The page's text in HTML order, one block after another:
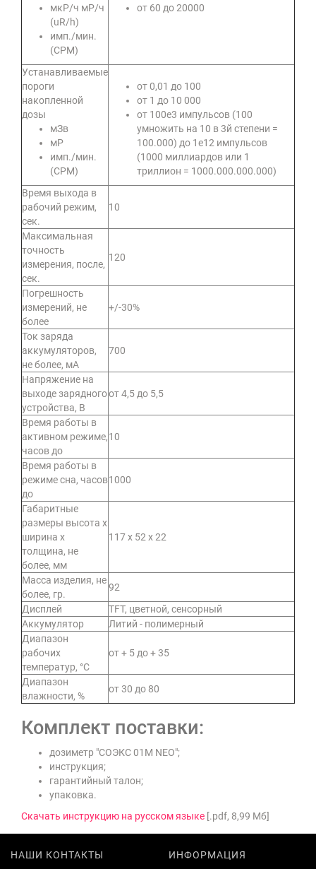
мкР/ч мР/ч
(uR/h)
имп./мин.
(СРМ)
от 60 до 20000
Устанавливаемые
пороги
накопленной
дозы
мЗв
мР
имп./мин.
(СРМ)
от 0,01 до 100
от 1 до 10 000
от 100е3 импульсов (100
умножить на 10 в 3й степени =
100.000) до 1е12 импульсов
(1000 миллиардов или 1
триллион = 1000.000.000.000)
Время выхода в
рабочий режим,
сек.
10
Максимальная
точность
измерения, после,
сек.
120
Погрешность
измерений, не
более
+/-30%
Ток заряда
аккумуляторов,
не более, мА
700
Напряжение на
выходе зарядного
устройства, В
от 4,5 до 5,5
Время работы в
активном режиме,
часов до
10
Время работы в
режиме сна, часов
до
1000
Габаритные
размеры высота х
ширина х
толщина, не
более, мм
117 х 52 х 22
Масса изделия, не
более, гр.
92
Дисплей
ТFТ, цветной, сенсорный
Аккумулятор
Литий - полимерный
Диапазон
рабочих
температур, °С
от + 5 до + 35
Диапазон
влажности, %
от 30 до 80
Комплект поставки:
дозиметр "СОЭКС 01М NEO";
инструкция;
гарантийный талон;
упаковка.
Скачать инструкцию на русском языке [.pdf, 8,99 Мб]
НАШИ КОНТАКТЫ
ИНФОРМАЦИЯ